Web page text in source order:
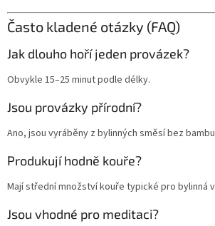
Často kladené otázky (FAQ)
Jak dlouho hoří jeden provázek?
Obvykle 15–25 minut podle délky.
Jsou provázky přírodní?
Ano, jsou vyráběny z bylinných směsí bez
Produkují hodně kouře?
Mají střední množství kouře typické pro bylinná
Jsou vhodné pro meditaci?